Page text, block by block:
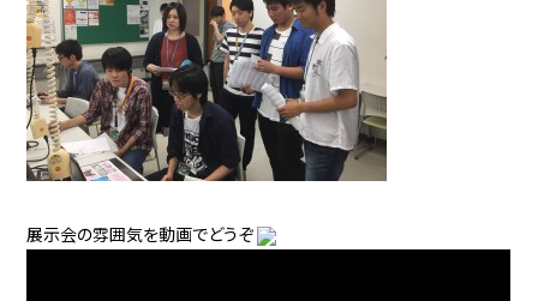
展示会の雰囲気を動画でどうぞ